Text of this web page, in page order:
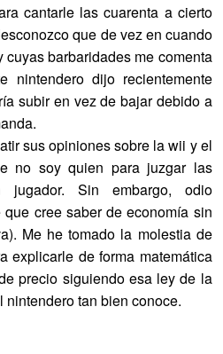
cantarle las cuarenta a cierto
que de vez en cuando
barbaridades me comenta
nintendero dijo recientemente
subir en vez de bajar debido a
sus opiniones sobre la wii y el
no soy quien para juzgar las
jugador. Sin embargo, odio
cree saber de economía sin
Me he tomado la molestia de
explicarle de forma matemática
precio siguiendo esa ley de la
tan bien conoce.